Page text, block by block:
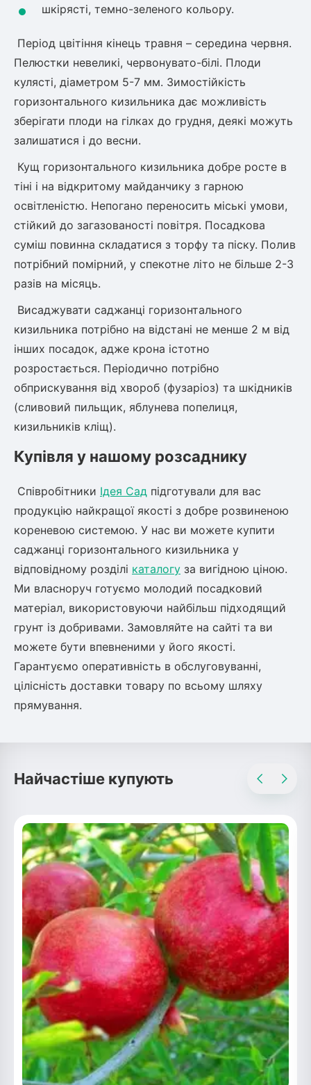
шкірясті, темно-зеленого кольору.
Період цвітіння кінець травня – середина червня.
Пелюстки невеликі, червонувато-білі. Плоди
кулясті, діаметром 5-7 мм. Зимостійкість
горизонтального кизильника дає можливість
зберігати плоди на гілках до грудня, деякі можуть
залишатися і до весни.
Кущ горизонтального кизильника добре росте в
тіні і на відкритому майданчику з гарною
освітленістю. Непогано переносить міські умови,
стійкий до загазованості повітря. Посадкова
суміш повинна складатися з торфу та піску. Полив
потрібний помірний, у спекотне літо не більше 2-3
разів на місяць.
Висаджувати саджанці горизонтального
кизильника потрібно на відстані не менше 2 м від
інших посадок, адже крона істотно
розростається. Періодично потрібно
обприскування від хвороб (фузаріоз) та шкідників
(сливовий пильщик, яблунева попелиця,
кизильників кліщ).
Купівля у нашому розсаднику
Співробітники Ідея Сад підготували для вас
продукцію найкращої якості з добре розвиненою
кореневою системою. У нас ви можете купити
саджанці горизонтального кизильника у
відповідному розділі каталогу за вигідною ціною.
Ми власноруч готуємо молодий посадковий
матеріал, використовуючи найбільш підходящий
грунт із добривами. Замовляйте на сайті та ви
можете бути впевненими у його якості.
Гарантуємо оперативність в обслуговуванні,
цілісність доставки товару по всьому шляху
прямування.
Найчастіше купують